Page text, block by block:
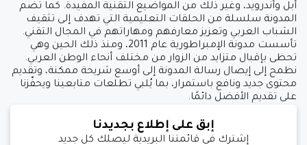
أبل وأندرويد، وغير ذلك من المواضيع التقنية المفيدة. كما تضم
المدونة سلسلة من الحلقات التعليمية التي تهدف إلى تثقيف
الشباب العربي وتعزيز معارفهم ومهاراتهم في المجال التقني.
تأسست مدونة الإمبراطورية عام 2011، ومنذ ذلك الحين وهي
تحظى بإقبال متزايد من الزوار من مختلف أنحاء الوطن العربي.
نطمح إلى إيصال رسالة المدونة إلى أوسع شريحة ممكنة، وتقديم
محتوى جديد ونافع باستمرار، بما يُلبي تطلعات متابعينا ويحفّزنا
على تقديم الأفضل دائمًا.
إبق على إطلاع بجديدنا
إشترك في قائمتنا البريدية ليصلك كل جديد